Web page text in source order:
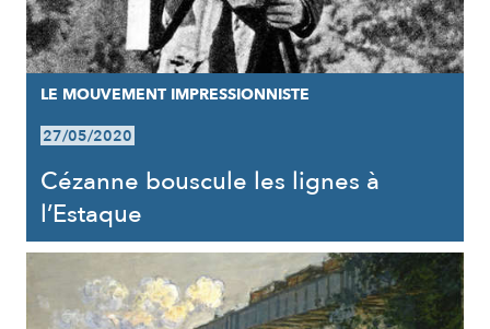
LE MOUVEMENT IMPRESSIONNISTE
27/05/2020
Cézanne bouscule les lignes à
l’Estaque